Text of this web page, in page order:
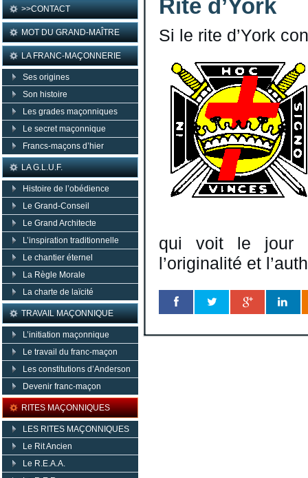
>>CONTACT
MOT DU GRAND-MAÎTRE
LA FRANC-MAÇONNERIE
Ses origines
Son histoire
Les grades maçonniques
Le secret maçonnique
Francs-maçons d’hier
LA G.L.U.F.
Histoire de l’obédience
Le Grand-Conseil
Le Grand Architecte
L’inspiration traditionnelle
Le chantier éternel
La Règle Morale
La charte de laïcité
TRAVAIL MAÇONNIQUE
L’initiation maçonnique
Le travail du franc-maçon
Les constitutions d’Anderson
Devenir franc-maçon
RITES MAÇONNIQUES
LES RITES MAÇONNIQUES
Le Rit Ancien
Le R.E.A.A.
Rite d’York
Si le rite d’York
qui voit le jour
l’originalité et